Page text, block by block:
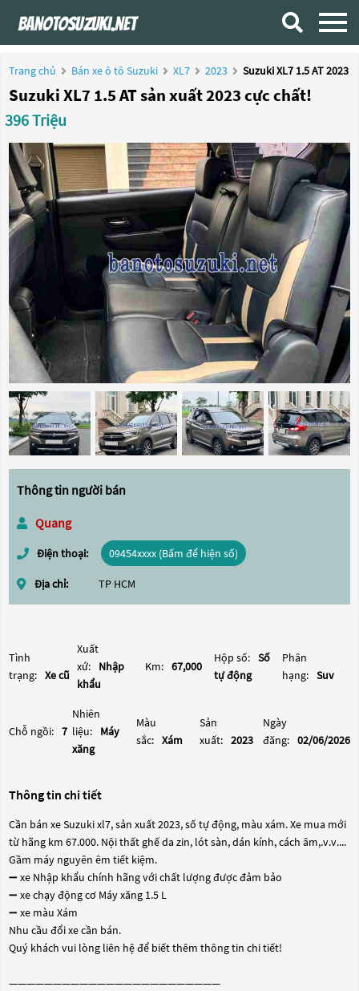
Trang chủ Bán xe ô tô Suzuki XL7 2023 Suzuki XL7 1.5 AT 2023
Suzuki XL7 1.5 AT sản xuất 2023 cực chất!
396 Triệu
Thông tin người bán
Quang
Điện thoại: 09454xxxx (Bấm để hiện số)
Địa chỉ: TP HCM
Tình
trạng: Xe cũ
Xuất
xứ:
Nhập
khẩu
Km: 67,000
Hộp số: Số
tự động
Phân
hạng: Suv
Chỗ ngồi: 7
Nhiên
liệu:
Máy
xăng
Màu
sắc: Xám
Sản
xuất: 2023
Ngày
đăng: 02/06/2026
Thông tin chi tiết
Cần bán xe Suzuki xl7, sản xuất 2023, số tự động, màu xám. Xe mua mới
từ hãng km 67.000. Nội thất ghế da zin, lót sàn, dán kính, cách âm,.v.v....
Gầm máy nguyên êm tiết kiệm.
➖ xe Nhập khẩu chính hãng với chất lượng được đảm bảo
➖ xe chạy động cơ Máy xăng 1.5 L
➖ xe màu Xám
Nhu cầu đổi xe cần bán.
Quý khách vui lòng liên hệ để biết thêm thông tin chi tiết!
————————————————————————